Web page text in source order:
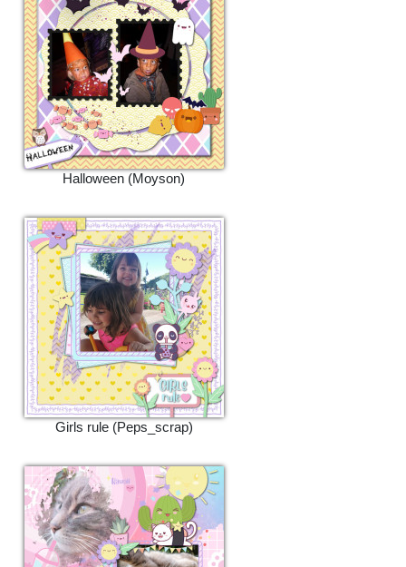
Halloween (Moyson)
Girls rule (Peps_scrap)